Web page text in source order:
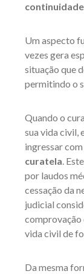
Um aspecto
vezes gera
situação que
permitindo o
Quando o
sua vida civil,
ingressar com
curatela.
por laudos
cessação da
judicial
comprovação
vida civil de
Da mesma